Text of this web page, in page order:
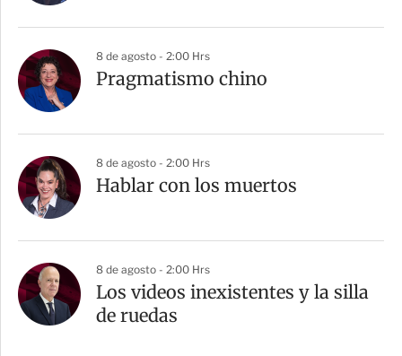
8 de agosto - 2:00 Hrs
Pragmatismo chino
8 de agosto - 2:00 Hrs
Hablar con los muertos
8 de agosto - 2:00 Hrs
Los videos inexistentes y la silla
de ruedas